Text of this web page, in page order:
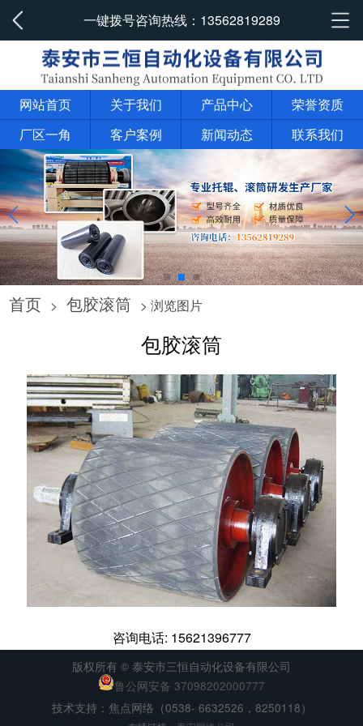
一键拨号咨询热线： 13562819289
网站首页 关于我们 产品中心
荣誉资质
厂区一角
客户案例 新闻动态 联系我们
首页 > 包胶滚筒 > 浏览图片
包胶滚筒
咨询电话: 15621396777
版权所有 © 泰安市三恒自动化设备有限公司
鲁公网安备 37098202000777
技术支持：焦点网络（0538- 6632526，8250118）